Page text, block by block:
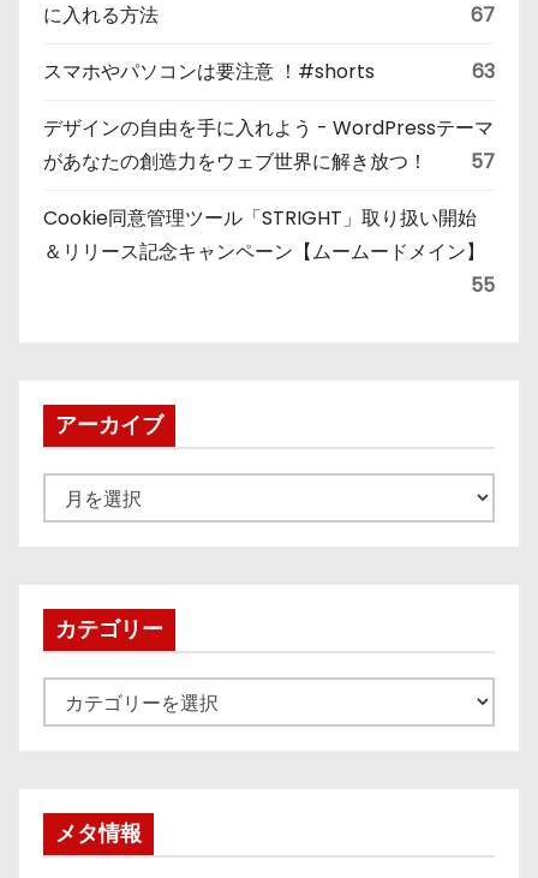
に入れる方法
67
スマホやパソコンは要注意 ！#shorts 63
デザインの自由を手に入れよう - WordPressテーマ
があなたの創造力をウェブ世界に解き放つ！
57
Cookie同意管理ツール「STRIGHT」取り扱い開始
＆リリース記念キャンペーン【ムームードメイン】
55
アーカイブ
ー
ブカテゴリー
テ
メタ情報